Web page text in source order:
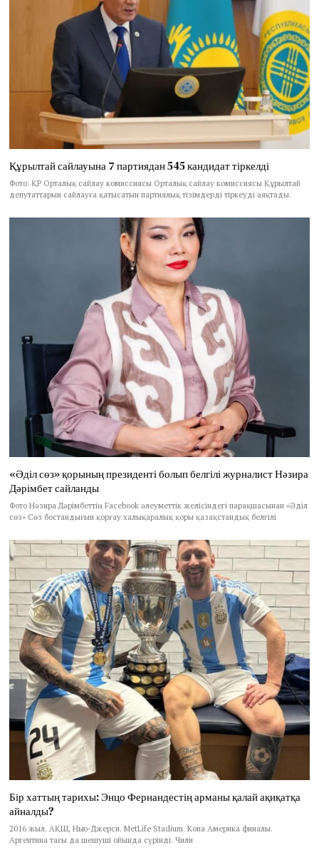
Құрылтай сайлауына 7 партиядан 545 кандидат тіркелді
Фото: ҚР Орталық сайлау комиссиясы Орталық сайлау комиссиясы Құрылтай
депутаттарын сайлауға қатысатын партиялық тізімдерді тіркеуді аяқтады.
«Әділ сөз» қорының президенті болып белгілі журналист Нәзира
Дәрімбет сайланды
Фото Нәзира Дәрімбеттің Facebook әлеуметтік желісіндегі парақшасынан «Әділ
сөз» Сөз бостандығын қорғау халықаралық қоры қазақстандық белгілі
Бір хаттың тарихы: Энцо Фернандестің арманы қалай ақиқатқа
айналды?
2016 жыл. АҚШ, Нью-Джерси. MetLife Stadium. Копа Америка финалы.
Аргентина тағы да шешуші ойында сүрінді. Чили